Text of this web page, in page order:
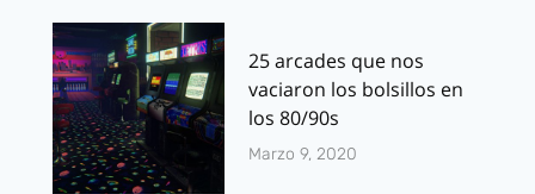
25 arcades que nos
vaciaron los bolsillos en
los 80/90s
Marzo 9, 2020